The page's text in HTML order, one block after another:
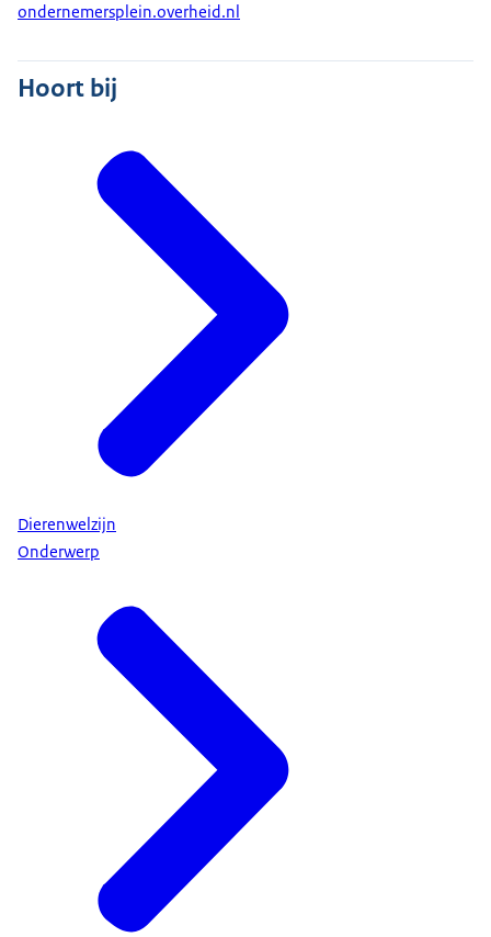
ondernemersplein.overheid.nl
Hoort bij
Dierenwelzijn
Onderwerp